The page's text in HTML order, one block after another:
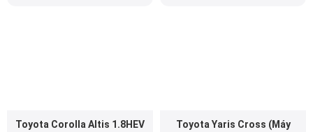
Toyota Corolla Altis 1.8HEV
Toyota Yaris Cross (Máy